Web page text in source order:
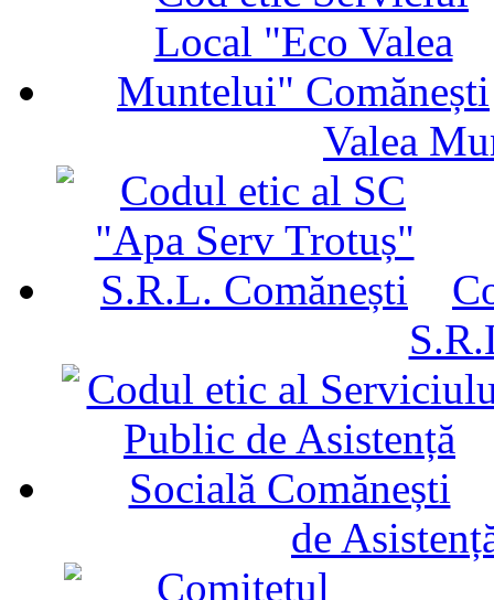
Valea
de